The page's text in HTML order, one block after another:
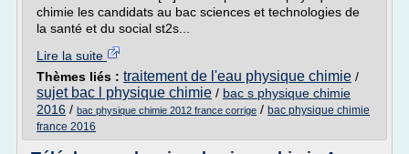
chimie les candidats au bac sciences et technologies de
la santé et du social st2s...
Lire la suite
Thèmes liés : traitement de l'eau physique chimie /
sujet bac l physique chimie / bac s physique chimie
2016 / bac physique chimie 2012 france corrige / bac physique chimie
france 2016